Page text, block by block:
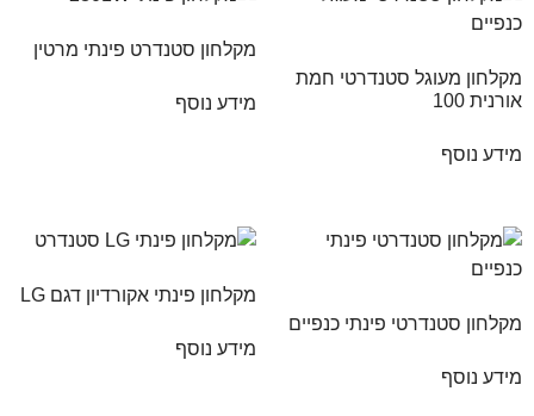
מקלחון מעוגל סטנדרטי חמת
אורנית 100
מידע נוסף
מקלחון סטנדרט פינתי מרטין
מידע נוסף
מקלחון סטנדרטי פינתי כנפיים
מידע נוסף
מקלחון פינתי אקורדיון דגם LG
מידע נוסף